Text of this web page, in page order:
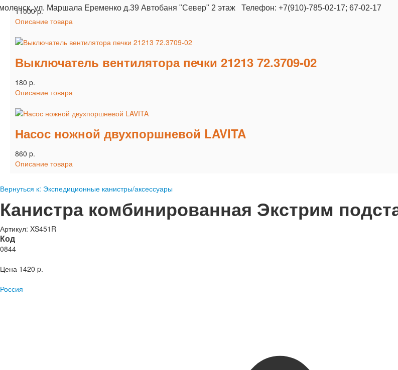
ул. Маршала Еременко д.39 Автобаня "Север" 2 этаж Телефон: +7(910)-785-02-17; 67-02-17
11000 p.
Описание товара
Выключатель вентилятора печки 21213 72.3709-02
180 p.
Описание товара
Насос ножной двухпоршневой LAVITA
860 p.
Описание товара
Вернуться к: Экспедиционные канистры/аксессуары
Канистра комбинированная Экстрим
Артикул: XS451R
Код
0844
Цена 1420 p.
Россия